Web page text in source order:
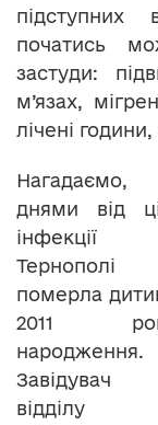
підступних
початись
застуди:
м’язах,
лічені
Нагадаємо,
днями від
інфекції
Тернополі
померла
2011
народження.
Завідувач
відділу